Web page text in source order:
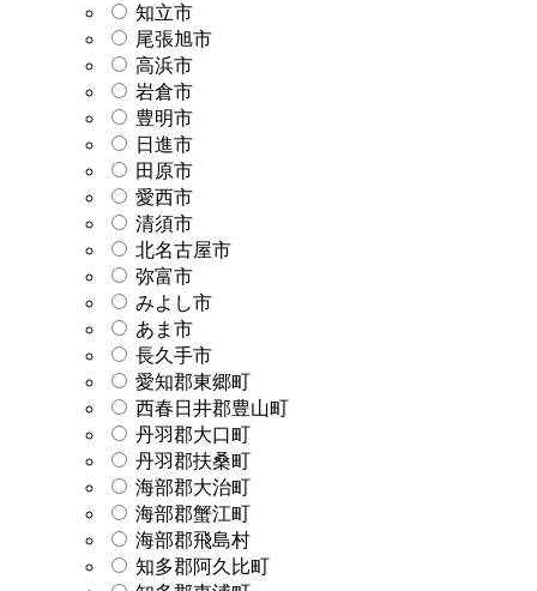
知立市
尾張旭市
高浜市
岩倉市
豊明市
日進市
田原市
愛西市
清須市
北名古屋市
弥富市
みよし市
あま市
長久手市
愛知郡東郷町
西春日井郡豊山町
丹羽郡大口町
丹羽郡扶桑町
海部郡大治町
海部郡蟹江町
海部郡飛島村
知多郡阿久比町